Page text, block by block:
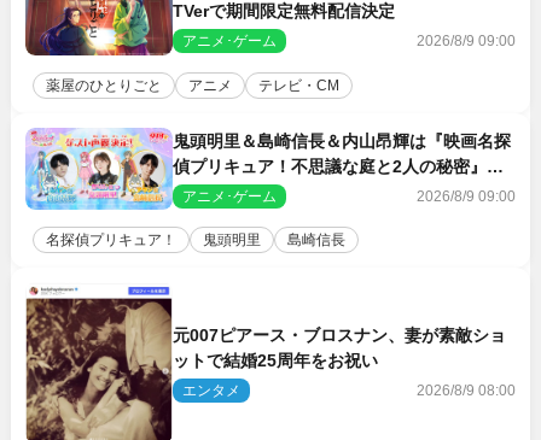
TVerで期間限定無料配信決定
アニメ･ゲーム 2026/8/9 09:00
薬屋のひとりごと アニメ テレビ・CM
鬼頭明里＆島崎信長＆内山昂輝は『映画名探
偵プリキュア！不思議な庭と2人の秘密』ゲ
スト声優に決定
アニメ･ゲーム 2026/8/9 09:00
名探偵プリキュア！ 鬼頭明里 島崎信長
元007ピアース・ブロスナン、妻が素敵ショ
ットで結婚25周年をお祝い
エンタメ 2026/8/9 08:00